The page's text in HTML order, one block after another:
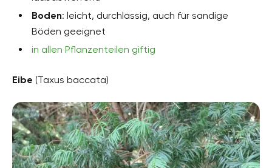
Boden: leicht, durchlässig, auch für sandige
Böden geeignet
in allen Pflanzenteilen giftig
Eibe (Taxus baccata)